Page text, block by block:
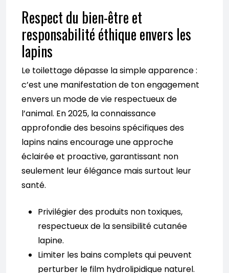
Respect du bien-être et
responsabilité éthique envers les
lapins
Le toilettage dépasse la simple apparence :
c’est une manifestation de ton engagement
envers un mode de vie respectueux de
l’animal. En 2025, la connaissance
approfondie des besoins spécifiques des
lapins nains encourage une approche
éclairée et proactive, garantissant non
seulement leur élégance mais surtout leur
santé.
Privilégier des produits non toxiques,
respectueux de la sensibilité cutanée
lapine.
Limiter les bains complets qui peuvent
perturber le film hydrolipidique naturel.